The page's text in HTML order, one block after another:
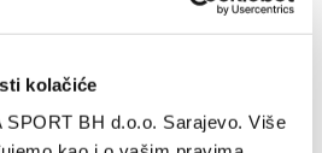
kolačiće
SPORT BH d.o.o. Sarajevo. Više